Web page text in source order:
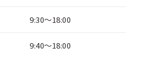
9:30～18:00
9:40～18:00